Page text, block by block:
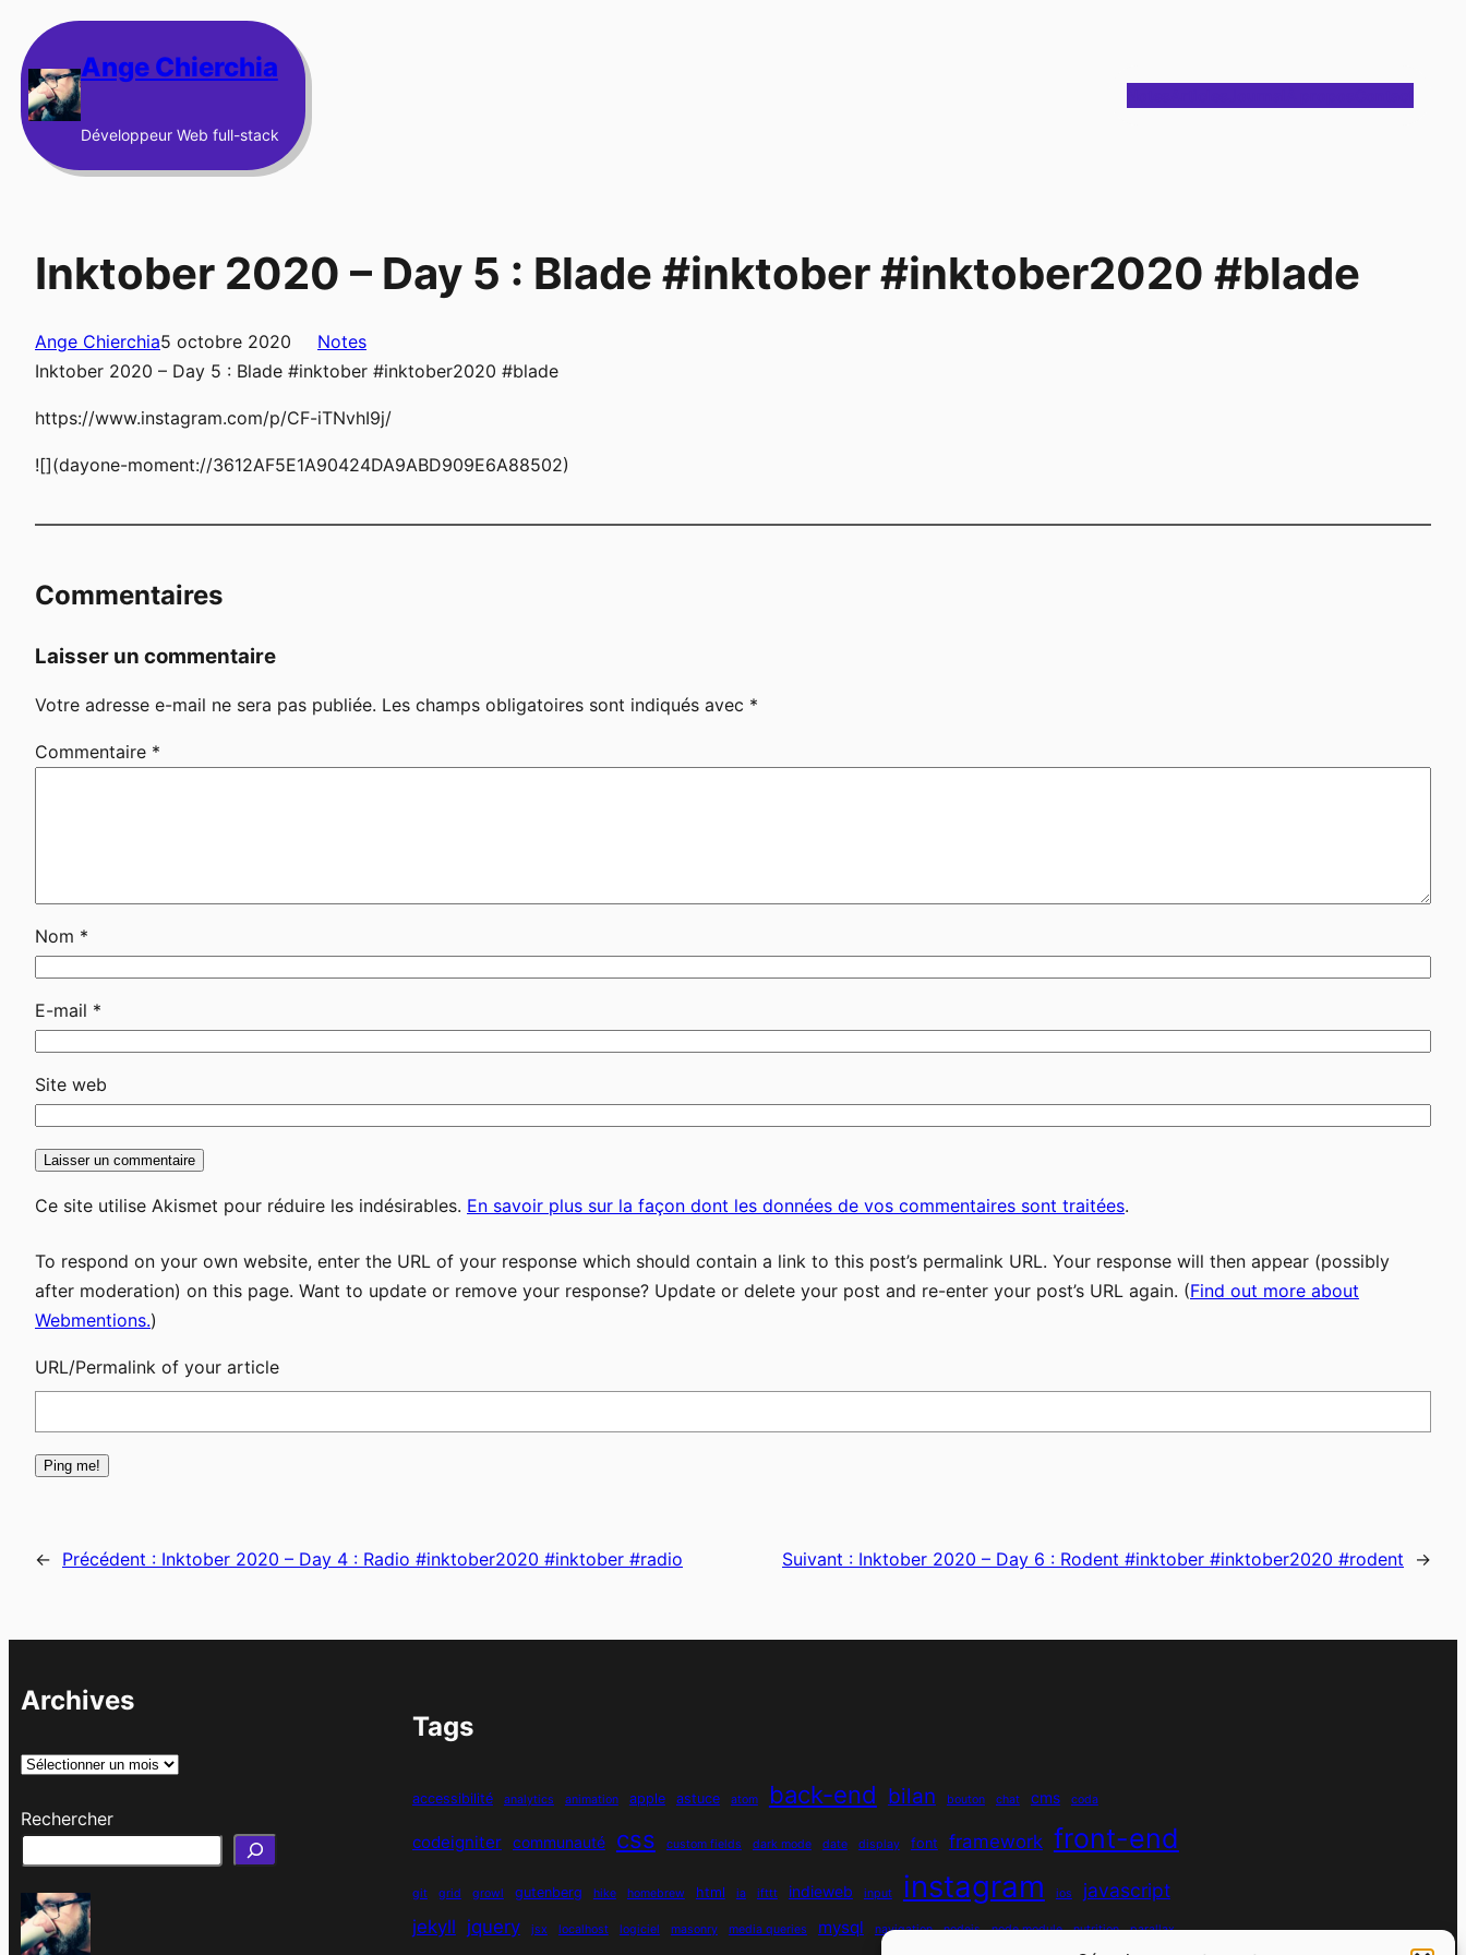
au
contenu Ange Chierchia
Développeur Web full-stack
Inktober 2020 – Day 5 : Blade #inktober #inktober2020 #blade
Ange Chierchia5 octobre 2020
Notes
Inktober 2020 – Day 5 : Blade #inktober #inktober2020 #blade
https://www.instagram.com/p/CF-iTNvhI9j/
![](dayone-moment://3612AF5E1A90424DA9ABD909E6A88502)
Commentaires
Laisser un commentaire
Votre adresse e-mail ne sera pas publiée. Les champs obligatoires sont indiqués avec *
Commentaire *
Nom *
E-mail *
Site web
Ce site utilise Akismet pour réduire les indésirables. En savoir plus sur la façon dont les données de vos commentaires sont traitées.
To respond on your own website, enter the URL of your response which should contain a link to this post’s permalink URL. Your response will then appear (possibly
after moderation) on this page. Want to update or remove your response? Update or delete your post and re-enter your post’s URL again. (Find out more about
Webmentions.)
URL/Permalink of your article
← Précédent : Inktober 2020 – Day 4 : Radio #inktober2020 #inktober #radio Suivant : Inktober 2020 – Day 6 : Rodent #inktober #inktober2020 #rodent →
Archives
A
c
e
Rechercher
Tags
accessibilité analytics animation apple astuce atom back-end bilan bouton chat cms coda
codeigniter communauté css custom fields dark mode date display font framework front-end
git grid growl gutenberg hike homebrew html ia ifttt indieweb input instagram ios javascript
jekyll jquery jsx localhost logiciel masonry media queries mysql navigation nodejs node module nutrition parallax